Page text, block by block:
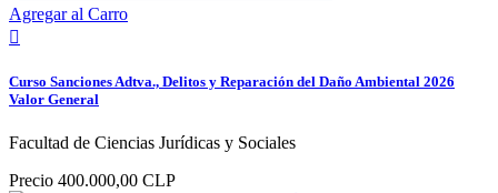
Agregar al Carro

Curso Sanciones Adtva., Delitos y Reparación del Daño Ambiental 2026
Valor General
Facultad de Ciencias Jurídicas y Sociales
Precio 400.000,00 CLP